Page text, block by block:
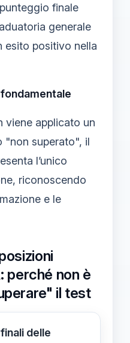
finale
generale
esito positivo nella
viene applicato un
"non superato", il
l’unico
riconoscendo
e le
perché non è
il test
delle